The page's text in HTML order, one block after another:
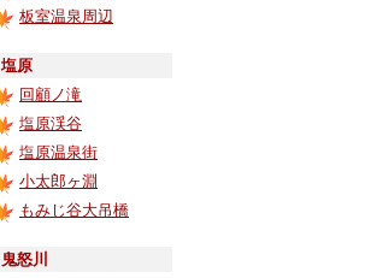
板室温泉周辺
塩原
回顧ノ滝
塩原渓谷
塩原温泉街
小太郎ヶ淵
もみじ谷大吊橋
鬼怒川